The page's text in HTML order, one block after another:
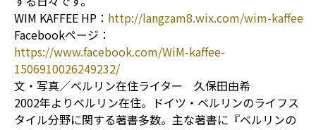
WIM KAFFEE HP： http://langzam8.wix.com/wim-kaffee
Facebookページ：
https://www.facebook.com/WiM-kaffee-
1506910026249232/
文・写真／ベルリン在住ライター 久保田由希
2002年よりベルリン在住。ドイツ・ベルリンのライフス
タイル分野に関する著書多数。主な著書に『ベルリンの